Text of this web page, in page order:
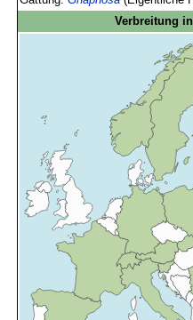
Verbreitung